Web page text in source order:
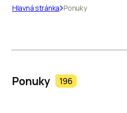
Hlavná stránka Ponuky
Ponuky 196